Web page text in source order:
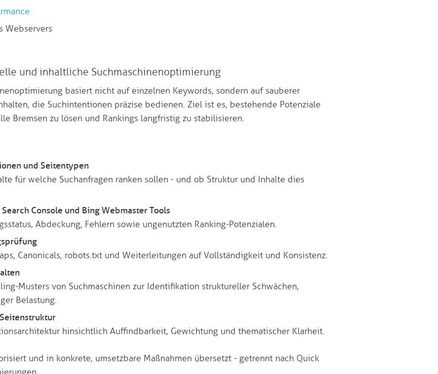
Webservers
und inhaltliche Suchmaschinenoptimierung
basiert nicht auf einzelnen Keywords, sondern auf sauberer
die Suchintentionen präzise bedienen. Ziel ist es, bestehende Potenziale
Bremsen zu lösen und Rankings langfristig zu stabilisieren.
und Seitentypen
für welche Suchanfragen ranken sollen - und ob Struktur und Inhalte dies
Console und Bing Webmaster Tools
Abdeckung, Fehlern sowie ungenutzten Ranking-Potenzialen.
Canonicals, robots.txt und Weiterleitungen auf Vollständigkeit und Konsistenz.
Musters von Suchmaschinen zur Identifikation struktureller Schwächen,
Belastung.
hinsichtlich Auffindbarkeit, Gewichtung und thematischer Klarheit.
und in konkrete, umsetzbare Maßnahmen übersetzt - getrennt nach Quick